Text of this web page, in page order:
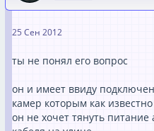
25 Сен 2012
ты не понял его вопрос
он и имеет ввиду
камер которым как
он не хочет тянуть питание